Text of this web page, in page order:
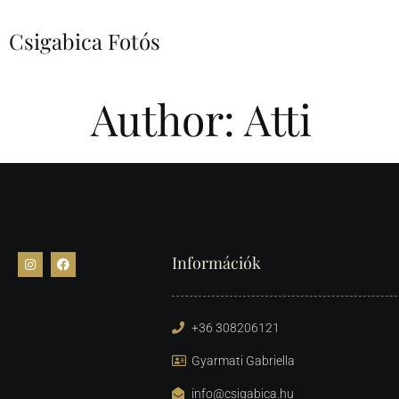
Csigabica Fotós
Author: Atti
Információk
+36 308206121
Gyarmati Gabriella
info@csigabica.hu